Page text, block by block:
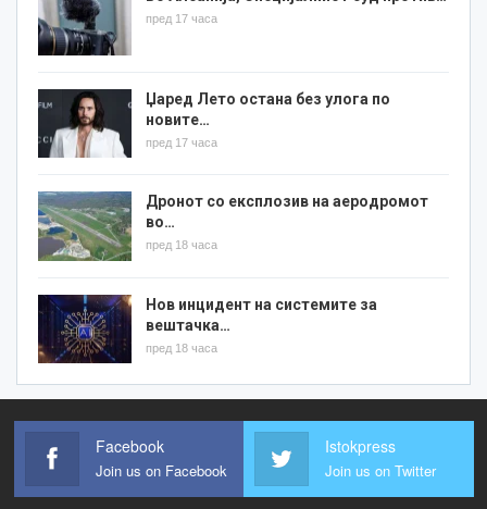
пред 17 часа
Џаред Лето остана без улога по
новите…
пред 17 часа
Дронот со експлозив на аеродромот
во…
пред 18 часа
Нов инцидент на системите за
вештачка…
пред 18 часа
Facebook
Join us on Facebook
Istokpress
Join us on Twitter